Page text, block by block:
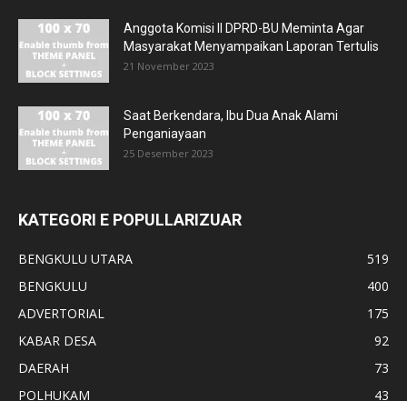
Anggota Komisi II DPRD-BU Meminta Agar
Masyarakat Menyampaikan Laporan Tertulis
21 November 2023
Saat Berkendara, Ibu Dua Anak Alami
Penganiayaan
25 Desember 2023
KATEGORI E POPULLARIZUAR
BENGKULU UTARA
519
BENGKULU
400
ADVERTORIAL
175
KABAR DESA
92
DAERAH
73
POLHUKAM
43